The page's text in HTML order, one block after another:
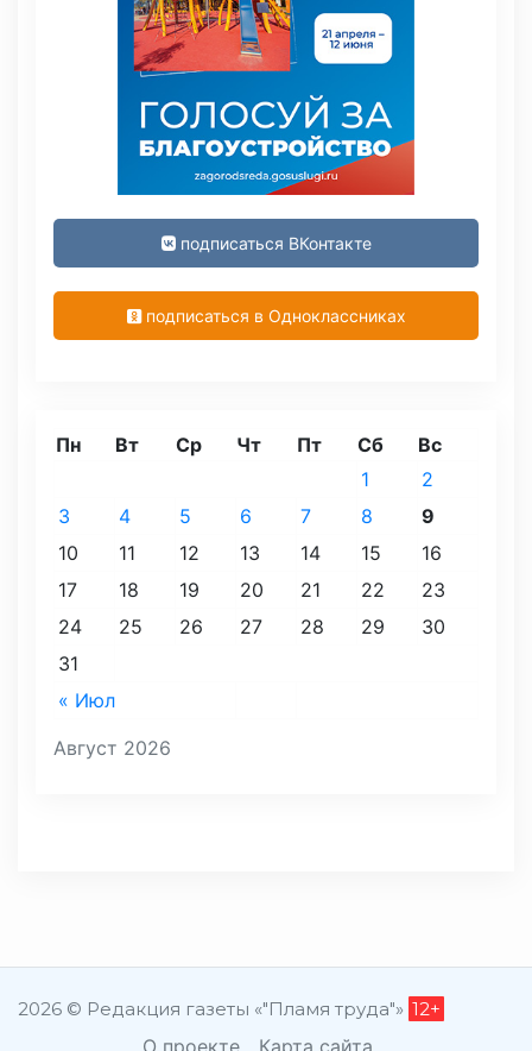
подписаться ВКонтакте
подписаться в Одноклассниках
Август 2026
Пн Вт Ср Чт Пт Сб Вс
« Июл
1
2
3
4 5 6 7 8
9
10
11 12 13 14 15
16
17
18 19 20 21 22
23
24
25 26 27 28 29
30
31
2026 © Редакция газеты «"Пламя труда"» 12+
О проекте Карта сайта